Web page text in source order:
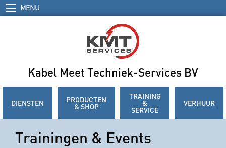
MENU
Kabel Meet Techniek-Services BV
DIENSTEN PRODUCTEN
& SHOP
TRAINING
&
SERVICE
VERHUUR
Trainingen & Events